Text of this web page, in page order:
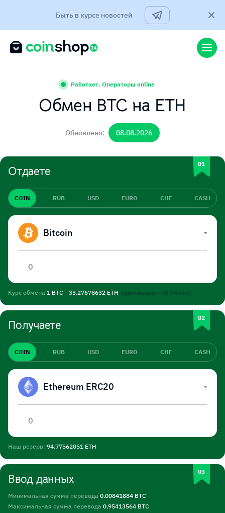
Быть в курсе новостей
Работает. Операторы online
Обмен BTC на ETH
Обновлено: 08.08.2026
Отдаете
COIN RUB USD EURO СНГ CASH
Bitcoin
Курс обмена 1 BTC - 33.27678632 ETH (фиксирован 00:34сек)
Получаете
COIN RUB USD EURO СНГ CASH
Ethereum ERC20
Наш резерв: 94.77562051 ETH
Ввод данных
Минимальная сумма перевода 0.00841884 BTC
Максимальная сумма перевода 0.95413564 BTC